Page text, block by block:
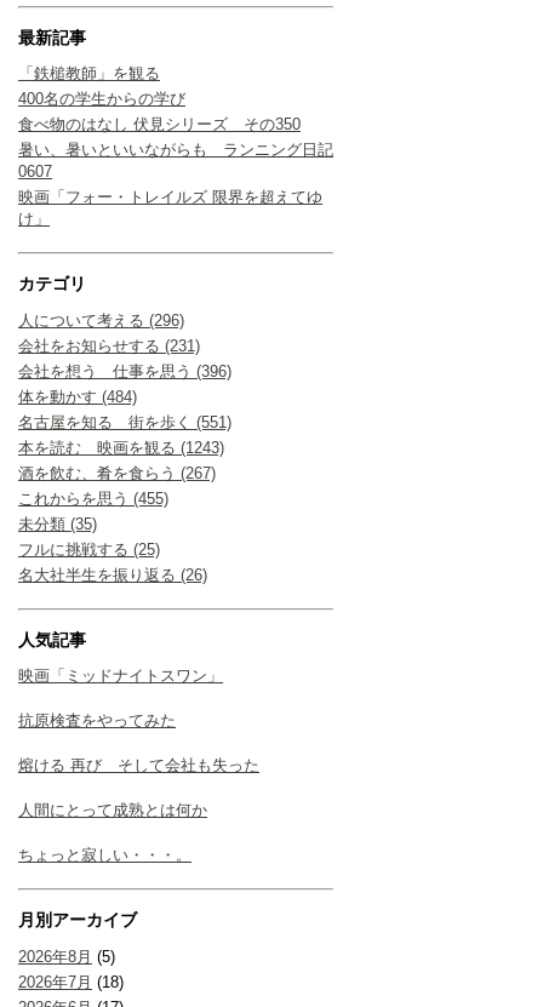
最新記事
「鉄槌教師」を観る
400名の学生からの学び
食べ物のはなし 伏見シリーズ その350
暑い、暑いといいながらも ランニング日記
0607
映画「フォー・トレイルズ 限界を超えてゆ
け」
カテゴリ
人について考える (296)
会社をお知らせする (231)
会社を想う 仕事を思う (396)
体を動かす (484)
名古屋を知る 街を歩く (551)
本を読む 映画を観る (1243)
酒を飲む、肴を食らう (267)
これからを思う (455)
未分類 (35)
フルに挑戦する (25)
名大社半生を振り返る (26)
人気記事
映画「ミッドナイトスワン」
抗原検査をやってみた
熔ける 再び そして会社も失った
人間にとって成熟とは何か
ちょっと寂しい・・・。
月別アーカイブ
2026年8月 (5)
2026年7月 (18)